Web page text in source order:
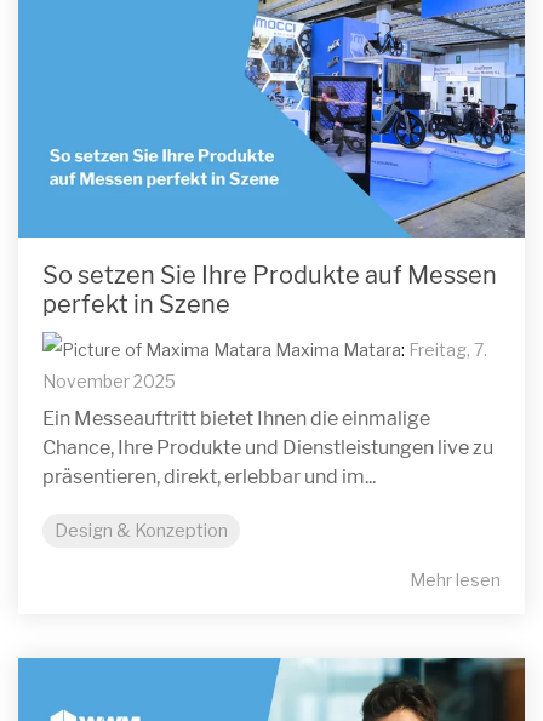
So setzen Sie Ihre Produkte auf Messen
perfekt in Szene
Maxima Matara: Freitag, 7.
November 2025
Ein Messeauftritt bietet Ihnen die einmalige
Chance, Ihre Produkte und Dienstleistungen live zu
präsentieren, direkt, erlebbar und im...
Design & Konzeption
Mehr lesen